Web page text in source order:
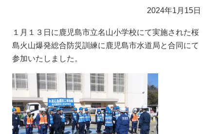
2024年1月15日
１月１３日に鹿児島市立名山小学校にて実施された桜
島火山爆発総合防災訓練に鹿児島市水道局と合同にて
参加いたしました。